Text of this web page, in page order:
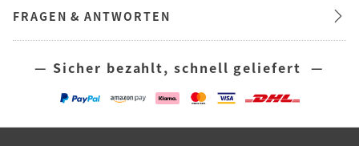
FRAGEN & ANTWORTEN
— Sicher bezahlt, schnell geliefert —